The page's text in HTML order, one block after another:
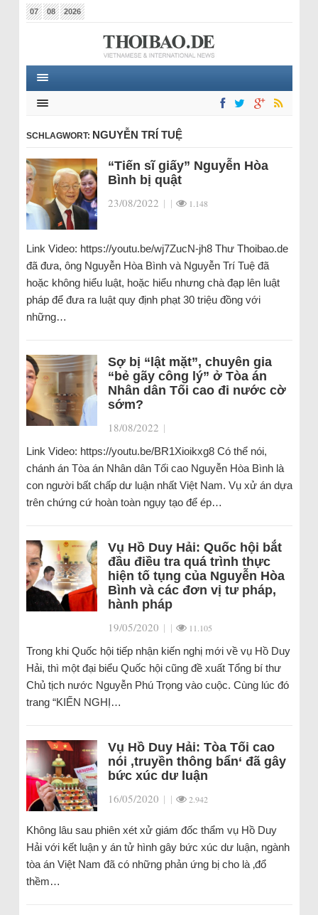
07 08 2026
SCHLAGWORT: NGUYỄN TRÍ TUỆ
“Tiến sĩ giấy” Nguyễn Hòa
Bình bị quật
23/08/2022 | | 1.148
Link Video: https://youtu.be/wj7ZucN-jh8 Thư Thoibao.de
đã đưa, ông Nguyễn Hòa Bình và Nguyễn Trí Tuệ đã
hoặc không hiểu luật, hoặc hiểu nhưng chà đạp lên luật
pháp để đưa ra luật quy định phạt 30 triệu đồng với
những…
Sợ bị “lật mặt”, chuyên gia
“bẻ gãy công lý” ở Tòa án
Nhân dân Tối cao đi nước cờ
sớm?
18/08/2022 |
Link Video: https://youtu.be/BR1Xioikxg8 Có thể nói,
chánh án Tòa án Nhân dân Tối cao Nguyễn Hòa Bình là
con người bất chấp dư luận nhất Việt Nam. Vụ xử án dựa
trên chứng cứ hoàn toàn ngụy tạo để ép…
Vụ Hồ Duy Hải: Quốc hội bắt
đầu điều tra quá trình thực
hiện tố tụng của Nguyễn Hòa
Bình và các đơn vị tư pháp,
hành pháp
19/05/2020 | | 11.105
Trong khi Quốc hội tiếp nhận kiến nghị mới về vụ Hồ Duy
Hải, thì một đại biểu Quốc hội cũng đề xuất Tổng bí thư
Chủ tịch nước Nguyễn Phú Trọng vào cuộc. Cùng lúc đó
trang “KIẾN NGHỊ…
Vụ Hồ Duy Hải: Tòa Tối cao
nói ‚truyền thông bẩn‘ đã gây
bức xúc dư luận
16/05/2020 | | 2.942
Không lâu sau phiên xét xử giám đốc thẩm vụ Hồ Duy
Hải với kết luận y án tử hình gây bức xúc dư luận, ngành
tòa án Việt Nam đã có những phản ứng bị cho là ‚đổ
thềm…